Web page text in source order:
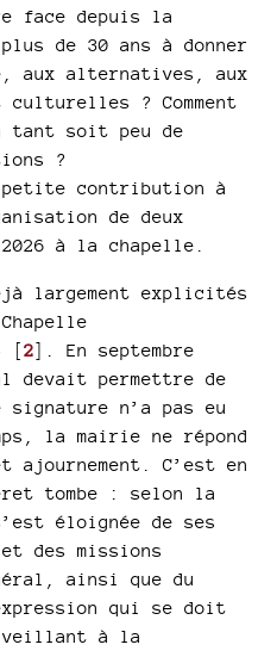
face depuis la
de 30 ans à donner
aux alternatives, aux
? Comment
tant soit peu de
?
petite contribution à
de deux
à la chapelle.
largement explicités
[2]
. En septembre
devait permettre de
n’a pas eu
la mairie ne répond
C’est en
tombe : selon la
éloignée de ses
des missions
ainsi que du
qui se doit
à la